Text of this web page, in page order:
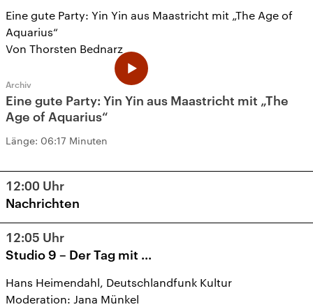
Eine gute Party: Yin Yin aus Maastricht mit „The Age of
Aquarius“
Von Thorsten Bednarz
Archiv
Eine gute Party: Yin Yin aus Maastricht mit „The
Age of Aquarius“
Länge: 06:17 Minuten
12:00 Uhr
Nachrichten
12:05 Uhr
Studio 9 – Der Tag mit ...
Hans Heimendahl, Deutschlandfunk Kultur
Moderation: Jana Münkel